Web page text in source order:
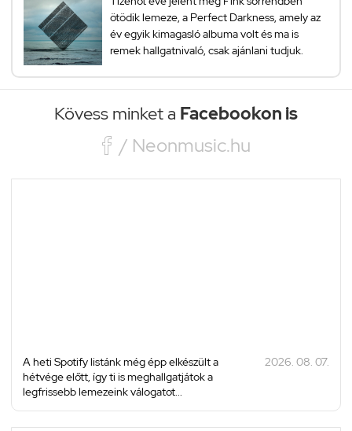
ötödik lemeze, a Perfect Darkness, amely az
év egyik kimagasló albuma volt és ma is
remek hallgatnivaló, csak ajánlani tudjuk.
Kövess minket a Facebookon is
 / Neonmusic.hu
A heti Spotify listánk még épp elkészült a
hétvége előtt, így ti is meghallgatjátok a
legfrissebb lemezeink válogatot...
2026. 08. 07.